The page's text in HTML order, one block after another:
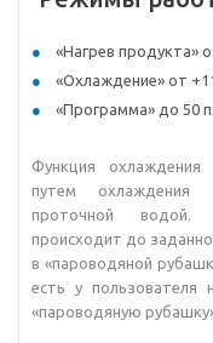
«Нагрев продукта»
«Охлаждение» от
«Программа» до 50
Функция охлаждения
путем охлаждения
проточной водой.
происходит до
в «пароводяной
есть у пользователя
«пароводяную